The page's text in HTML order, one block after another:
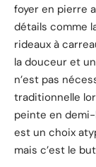
foyer en pierre
détails comme
rideaux à
la douceur et
n’est pas
traditionnelle
peinte en
est un choix
mais c’est le